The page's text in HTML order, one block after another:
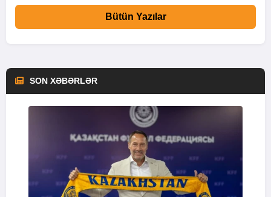
Bütün Yazılar
SON XƏBƏRLƏR